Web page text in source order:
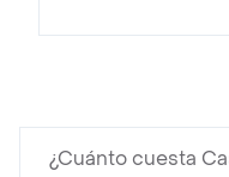
¿Cuánto cuesta